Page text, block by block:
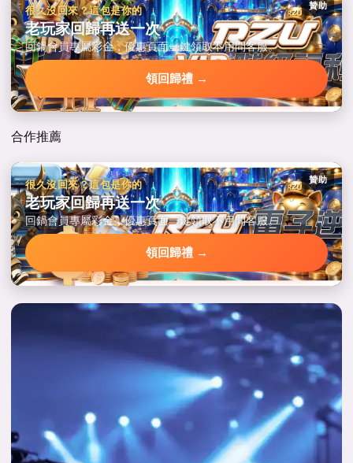
贊助
很久沒回來？這包是你的
老玩家回歸再送一次
回鍋會員專屬彩金，優惠頁面一鍵領取不用問客服。
領回歸禮 →
合作推薦
贊助
很久沒回來？這包是你的
老玩家回歸再送一次
回鍋會員專屬彩金，優惠頁面一鍵領取不用問客服。
領回歸禮 →